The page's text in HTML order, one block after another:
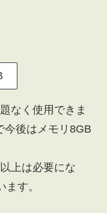
なく使用できま
今後はメモリ8GB
上は必要にな
す。